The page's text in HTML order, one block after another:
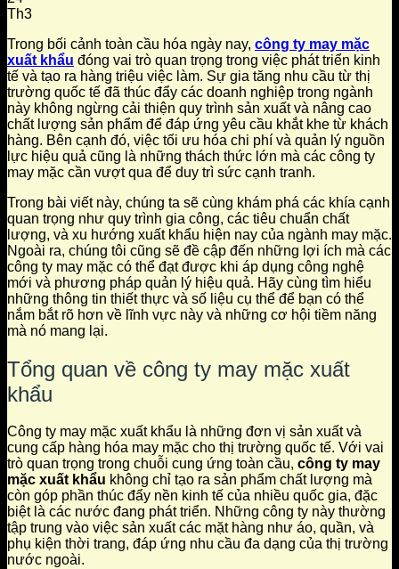
Th3
Trong bối cảnh toàn cầu hóa ngày nay, công ty may mặc
xuất khẩu đóng vai trò quan trọng trong việc phát triển kinh
tế và tạo ra hàng triệu việc làm. Sự gia tăng nhu cầu từ thị
trường quốc tế đã thúc đẩy các doanh nghiệp trong ngành
này không ngừng cải thiện quy trình sản xuất và nâng cao
chất lượng sản phẩm để đáp ứng yêu cầu khắt khe từ khách
hàng. Bên cạnh đó, việc tối ưu hóa chi phí và quản lý nguồn
lực hiệu quả cũng là những thách thức lớn mà các công ty
may mặc cần vượt qua để duy trì sức cạnh tranh.
Trong bài viết này, chúng ta sẽ cùng khám phá các khía cạnh
quan trọng như quy trình gia công, các tiêu chuẩn chất
lượng, và xu hướng xuất khẩu hiện nay của ngành may mặc.
Ngoài ra, chúng tôi cũng sẽ đề cập đến những lợi ích mà các
công ty may mặc có thể đạt được khi áp dụng công nghệ
mới và phương pháp quản lý hiệu quả. Hãy cùng tìm hiểu
những thông tin thiết thực và số liệu cụ thể để bạn có thể
nắm bắt rõ hơn về lĩnh vực này và những cơ hội tiềm năng
mà nó mang lại.
Tổng quan về công ty may mặc xuất
khẩu
Công ty may mặc xuất khẩu là những đơn vị sản xuất và
cung cấp hàng hóa may mặc cho thị trường quốc tế. Với vai
trò quan trọng trong chuỗi cung ứng toàn cầu, công ty may
mặc xuất khẩu không chỉ tạo ra sản phẩm chất lượng mà
còn góp phần thúc đẩy nền kinh tế của nhiều quốc gia, đặc
biệt là các nước đang phát triển. Những công ty này thường
tập trung vào việc sản xuất các mặt hàng như áo, quần, và
phụ kiện thời trang, đáp ứng nhu cầu đa dạng của thị trường
nước ngoài.